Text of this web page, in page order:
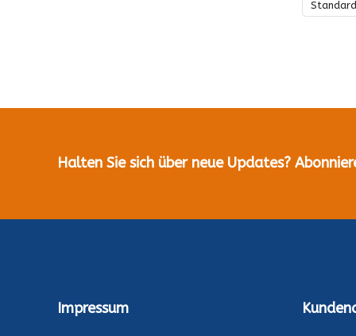
Standard
Halten Sie sich über neue Updates?
Impressum